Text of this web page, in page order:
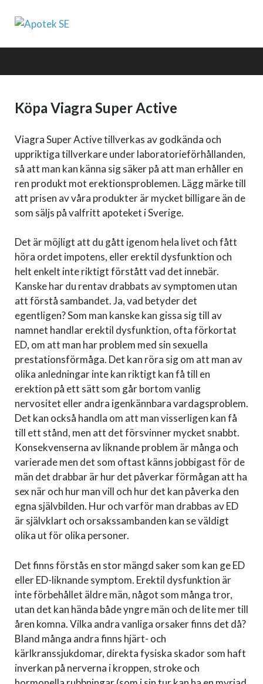
Apotek SE
Köpa Viagra Super Active
Viagra Super Active tillverkas av godkända och
uppriktiga tillverkare under laboratorieförhållanden,
så att man kan känna sig säker på att man erhåller en
ren produkt mot erektionsproblemen. Lägg märke till
att prisen av våra produkter är mycket billigare än de
som säljs på valfritt apoteket i Sverige.
Det är möjligt att du gått igenom hela livet och fått
höra ordet impotens, eller erektil dysfunktion och
helt enkelt inte riktigt förstått vad det innebär.
Kanske har du rentav drabbats av symptomen utan
att förstå sambandet. Ja, vad betyder det
egentligen? Som man kanske kan gissa sig till av
namnet handlar erektil dysfunktion, ofta förkortat
ED, om att man har problem med sin sexuella
prestationsförmåga. Det kan röra sig om att man av
olika anledningar inte kan riktigt kan få till en
erektion på ett sätt som går bortom vanlig
nervositet eller andra igenkännbara vardagsproblem.
Det kan också handla om att man visserligen kan få
till ett stånd, men att det försvinner mycket snabbt.
Konsekvenserna av liknande problem är många och
varierade men det som oftast känns jobbigast för de
män det drabbar är hur det påverkar förmågan att ha
sex när och hur man vill och hur det kan påverka den
egna självbilden. Hur och varför man drabbas av ED
är självklart och orsakssambanden kan se väldigt
olika ut för olika personer.
Det finns förstås en stor mängd saker som kan ge ED
eller ED-liknande symptom. Erektil dysfunktion är
inte förbehållet äldre män, något som många tror,
utan det kan hända både yngre män och de lite mer till
åren komna. Vilka andra vanliga orsaker finns det då?
Bland många andra finns hjärt- och
kärlkranssjukdomar, direkta fysiska skador som haft
inverkan på nerverna i kroppen, stroke och